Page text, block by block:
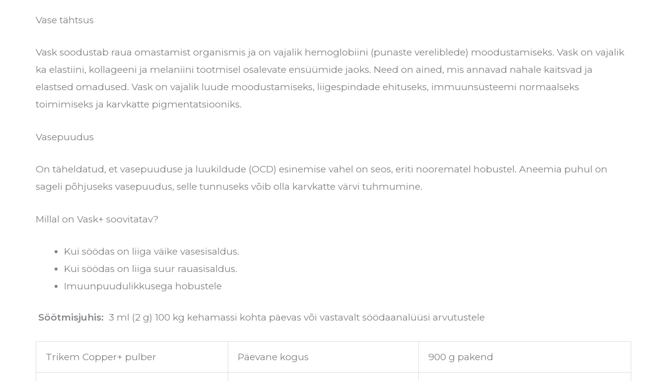
Vase tähtsus
Vask soodustab raua omastamist organismis ja on vajalik hemoglobiini (punaste vereliblede) moodustamiseks. Vask on vajalik
ka elastiini, kollageeni ja melaniini tootmisel osalevate ensüümide jaoks. Need on ained, mis annavad nahale kaitsvad ja
elastsed omadused. Vask on vajalik luude moodustamiseks, liigespindade ehituseks, immuunsüsteemi normaalseks
toimimiseks ja karvkatte pigmentatsiooniks.
Vasepuudus
On täheldatud, et vasepuuduse ja luukildude (OCD) esinemise vahel on seos, eriti noorematel hobustel. Aneemia puhul on
sageli põhjuseks vasepuudus, selle tunnuseks võib olla karvkatte värvi tuhmumine.
Millal on Vask+ soovitatav?
Kui söödas on liiga väike vasesisaldus.
Kui söödas on liiga suur rauasisaldus.
Imuunpuudulikkusega hobustele
Söötmisjuhis: 3 ml (2 g) 100 kg kehamassi kohta päevas või vastavalt söödaanalüüsi arvutustele
Trikem Copper+ pulber Päevane kogus 900 g pakend